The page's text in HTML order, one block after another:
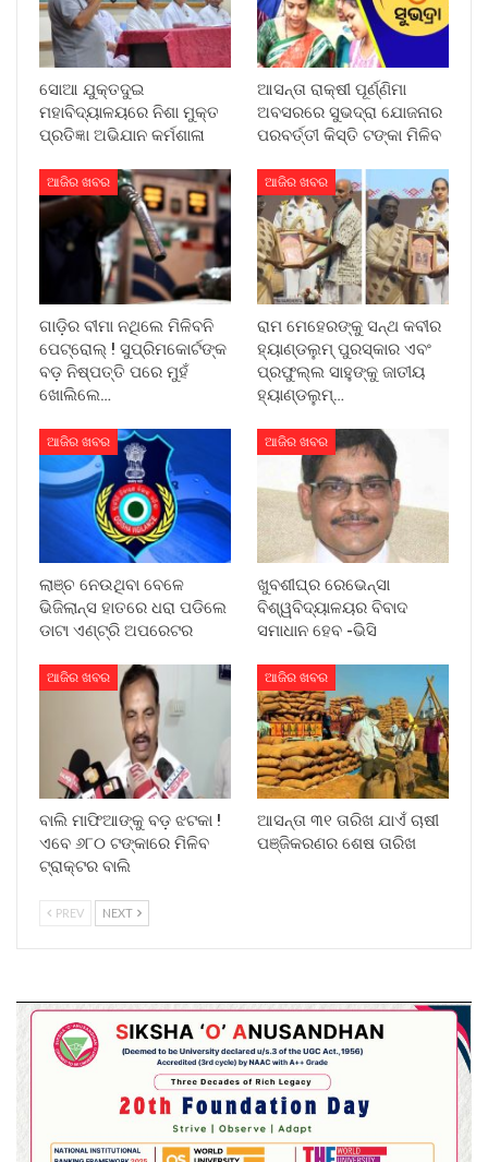
ସୋଆ ଯୁକ୍ତଦୁଇ
ମହାବିଦ୍ୟାଳୟରେ ନିଶା ମୁକ୍ତ
ପ୍ରତିଜ୍ଞା ଅଭିଯାନ କର୍ମଶାଳା
ଆସନ୍ତା ରାକ୍ଷୀ ପୂର୍ଣ୍ଣିମା
ଅବସରରେ ସୁଭଦ୍ରା ଯୋଜନାର
ପରବର୍ତ୍ତୀ କିସ୍ତି ଟଙ୍କା ମିଳିବ
ଆଜିର ଖବର
ଗାଡ଼ିର ବୀମା ନଥିଲେ ମିଳିବନି
ପେଟ୍ରୋଲ୍ ! ସୁପ୍ରିମକୋର୍ଟଙ୍କ
ବଡ଼ ନିଷ୍ପତ୍ତି ପରେ ମୁହଁ
ଖୋଲିଲେ…
ଆଜିର ଖବର
ରାମ ମେହେରଙ୍କୁ ସନ୍ଥ କବୀର
ହ୍ୟାଣ୍ଡଲୁମ୍ ପୁରସ୍କାର ଏବଂ
ପ୍ରଫୁଲ୍ଲ ସାହୁଙ୍କୁ ଜାତୀୟ
ହ୍ୟାଣ୍ଡଲୁମ୍…
ଆଜିର ଖବର
ଲାଞ୍ଚ ନେଉଥିବା ବେଳେ
ଭିଜିଲାନ୍ସ ହାତରେ ଧରା ପଡିଲେ
ଡାଟା ଏଣ୍ଟ୍ରି ଅପରେଟର
ଆଜିର ଖବର
ଖୁବଶୀଘ୍ର ରେଭେନ୍ସା
ବିଶ୍ୱବିଦ୍ୟାଳୟର ବିବାଦ
ସମାଧାନ ହେବ -ଭିସି
ଆଜିର ଖବର
ବାଲି ମାଫିଆଙ୍କୁ ବଡ଼ ଝଟକା !
ଏବେ ୬୮୦ ଟଙ୍କାରେ ମିଳିବ
ଟ୍ରାକ୍ଟର ବାଲି
ଆଜିର ଖବର
ଆସନ୍ତା ୩୧ ତାରିଖ ଯାଏଁ ଚାଷୀ
ପଞ୍ଜିକରଣର ଶେଷ ତାରିଖ
PREV NEXT